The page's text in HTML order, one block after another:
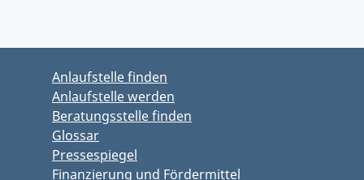
Anlaufstelle finden
Anlaufstelle werden
Beratungsstelle finden
Glossar
Pressespiegel
Finanzierung und Fördermittel